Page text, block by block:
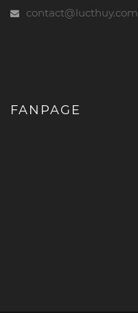
contact@lucthuy.com
FANPAGE